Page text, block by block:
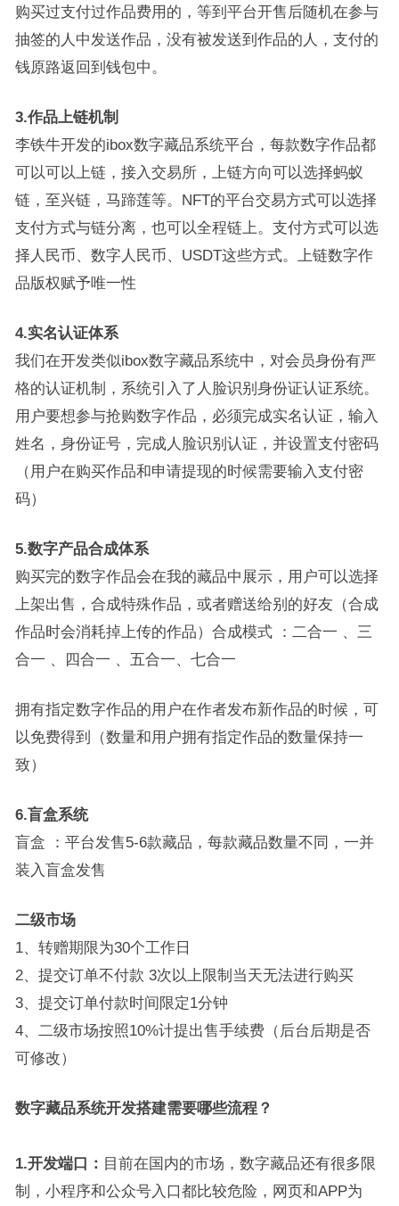
购买过支付过作品费用的，等到平台开售后随机在参与
抽签的人中发送作品，没有被发送到作品的人，支付的
钱原路返回到钱包中。
3.作品上链机制
李铁牛开发的ibox数字藏品系统平台，每款数字作品都
可以可以上链，接入交易所，上链方向可以选择蚂蚁
链，至兴链，马蹄莲等。NFT的平台交易方式可以选择
支付方式与链分离，也可以全程链上。支付方式可以选
择人民币、数字人民币、USDT这些方式。上链数字作
品版权赋予唯一性
4.实名认证体系
我们在开发类似ibox数字藏品系统中，对会员身份有严
格的认证机制，系统引入了人脸识别身份证认证系统。
用户要想参与抢购数字作品，必须完成实名认证，输入
姓名，身份证号，完成人脸识别认证，并设置支付密码
（用户在购买作品和申请提现的时候需要输入支付密
码）
5.数字产品合成体系
购买完的数字作品会在我的藏品中展示，用户可以选择
上架出售，合成特殊作品，或者赠送给别的好友（合成
作品时会消耗掉上传的作品）合成模式 ：二合一 、三
合一 、四合一 、五合一、七合一
拥有指定数字作品的用户在作者发布新作品的时候，可
以免费得到（数量和用户拥有指定作品的数量保持一
致）
6.盲盒系统
盲盒 ：平台发售5-6款藏品，每款藏品数量不同，一并
装入盲盒发售
二级市场
1、转赠期限为30个工作日
2、提交订单不付款 3次以上限制当天无法进行购买
3、提交订单付款时间限定1分钟
4、二级市场按照10%计提出售手续费（后台后期是否
可修改）
数字藏品系统开发搭建需要哪些流程？
1.开发端口： 目前在国内的市场，数字藏品还有很多限
制，小程序和公众号入口都比较危险，网页和APP为